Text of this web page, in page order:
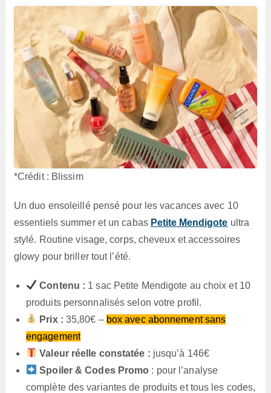
*Crédit : Blissim
Un duo ensoleillé pensé pour les vacances avec 10
essentiels summer et un cabas Petite Mendigote ultra
stylé. Routine visage, corps, cheveux et accessoires
glowy pour briller tout l’été.
Contenu : 1 sac Petite Mendigote au choix et 10
produits personnalisés selon votre profil.
Prix : 35,80€ – box avec abonnement sans
engagement
Valeur réelle constatée : jusqu’à 146€
Spoiler & Codes Promo : pour l’analyse
complète des variantes de produits et tous les codes,